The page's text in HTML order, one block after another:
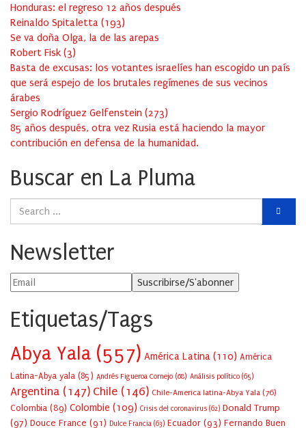
Honduras: el regreso 12 años después
Reinaldo Spitaletta (193)
Se va doña Olga, la de las arepas
Robert Fisk (3)
Basta de excusas: los votantes israelíes han escogido un país
que será espejo de los brutales regímenes de sus vecinos
árabes
Sergio Rodríguez Gelfenstein (273)
85 años después, otra vez Rusia está haciendo la mayor
contribución en defensa de la humanidad.
Buscar en La Pluma
Newsletter
Etiquetas/Tags
Abya Yala (557) América Latina (110) América
Latina-Abya yala (85) Andrés Figueroa Cornejo (68) Análisis político (65)
Argentina (147) Chile (146) Chile-America latina-Abya Yala (76)
Colombia (89) Colombie (109) Crisis del coronavirus (62) Donald Trump
(97) Douce France (91) Dulce Francia (63) Ecuador (93) Fernando Buen